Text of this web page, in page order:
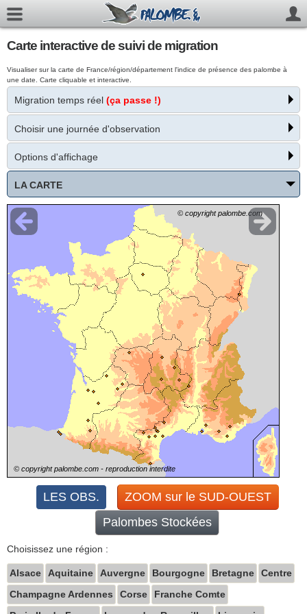
Carte interactive de suivi de migration
Visualiser sur la carte de France/région/département l'indice de présence des palombe à
une date. Carte cliquable et interactive.
Migration temps réel (ça passe !)
Choisir une journée d'observation
Options d'affichage
LA CARTE
© copyright palombe.com
© copyright palombe.com - reproduction interdite
Choisissez une région :
Alsace Aquitaine Auvergne Bourgogne Bretagne
Centre
Champagne Ardennes
Corse
Franche Comte